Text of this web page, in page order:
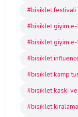
#bisiklet festivali
#bisiklet giyim
#bisiklet giyim
#bisiklet
#bisiklet kamp
#bisiklet kaskı
#bisiklet